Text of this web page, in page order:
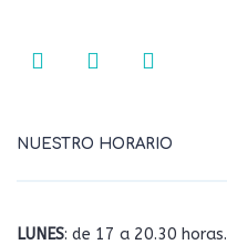
NUESTRO HORARIO
LUNES: de 17 a 20.30 horas.